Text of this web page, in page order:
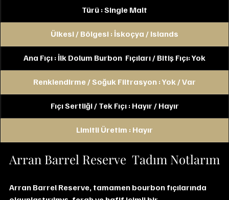
Türü : Single Malt
Ülkesi / Bölgesi : İskoçya / Islands
Ana Fıçı : İlk Dolum Burbon  Fıçıları / Bitiş Fıçı: Yok
Renklendirme / Soğuk Filtrasyon : Yok / Var
Fıçı Sertliği / Tek Fıçı : Hayır / Hayır
Limitli Üretim : Hayır
Arran Barrel Reserve  Tadım Notlarım
Arran Barrel Reserve, tamamen bourbon fıçılarında